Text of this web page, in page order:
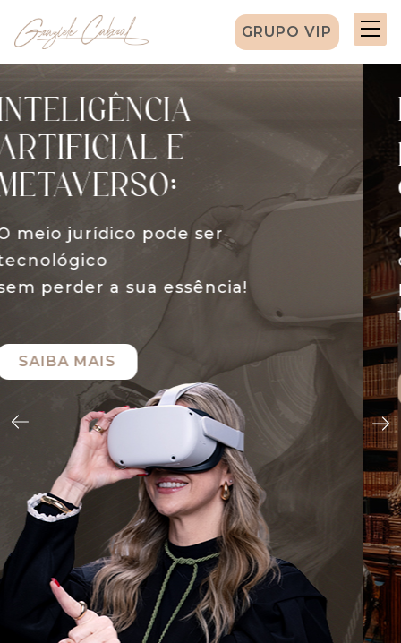
GRUPO VIP
Inovação com
propósito, técnica
com sensibilidade.
Uma atuação jurídica conectada
com o
presente e comprometida com o
SAIBA MAIS